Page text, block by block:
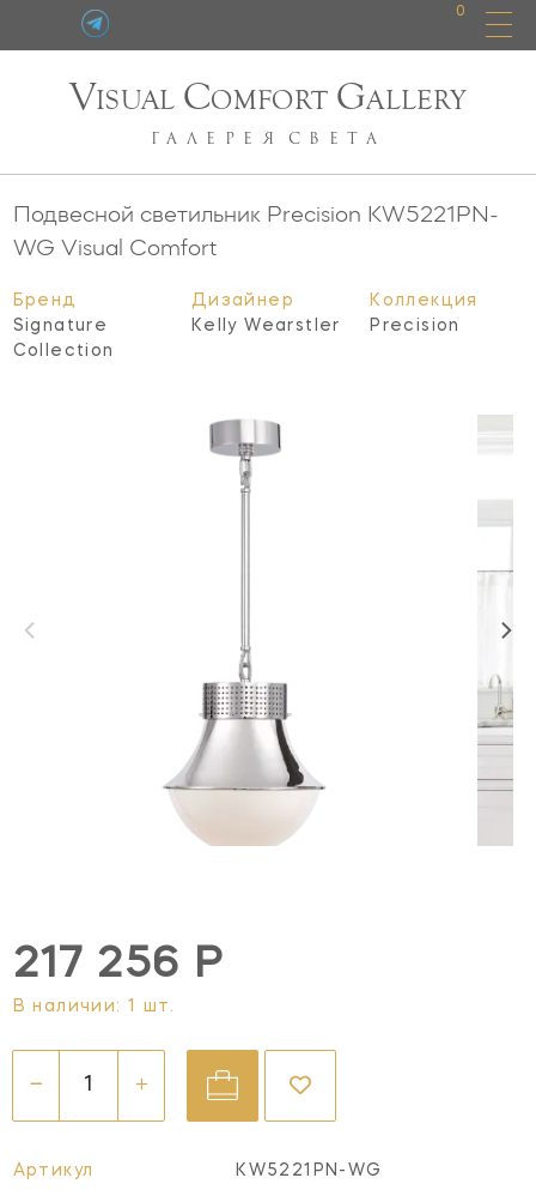
0
VISUAL COMFORT GALLERY
ГАЛЕРЕЯ СВЕТА
Подвесной светильник Precision KW5221PN-
WG Visual Comfort
Бренд
Signature
Collection
Дизайнер
Kelly Wearstler
Коллекция
Precision
217 256 Р
В наличии: 1 шт.
Артикул KW5221PN-WG